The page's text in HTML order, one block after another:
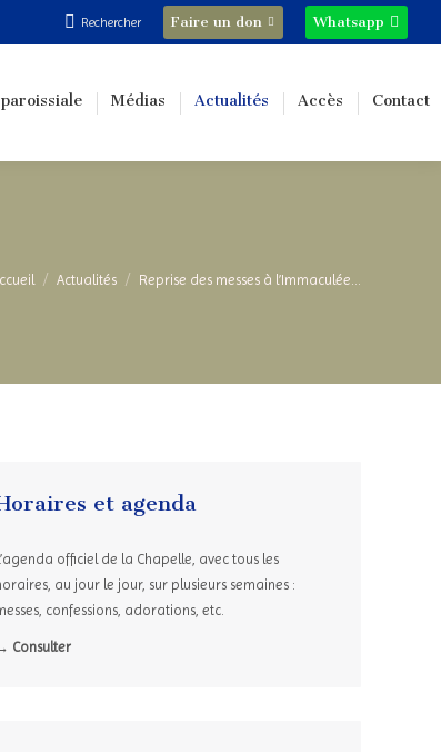
Recherche
:
Rechercher Faire un don Whatsapp
Médias Actualités Accès Contact
êtes ici :
Actualités Reprise des messes à l’Immaculée…
et agenda
officiel de la Chapelle, avec tous les
au jour le jour, sur plusieurs semaines :
confessions, adorations, etc.
Consulter